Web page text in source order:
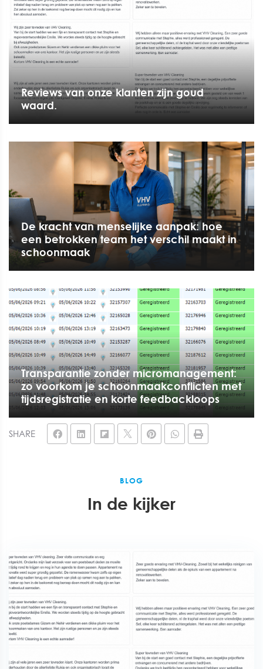
SHARE
Reviews van onze klanten zijn goud
waard.
De kracht van menselijke aanpak: hoe
een betrokken team het verschil maakt in
schoonmaak
Transparantie zonder micromanagement:
zo voorkom je schoonmaakconflicten met
tijdsregistratie en korte feedbackloops
BLOG
In de kijker